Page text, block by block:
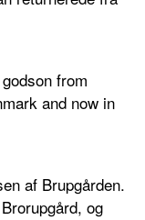
from
and now in
af Brupgården.
og